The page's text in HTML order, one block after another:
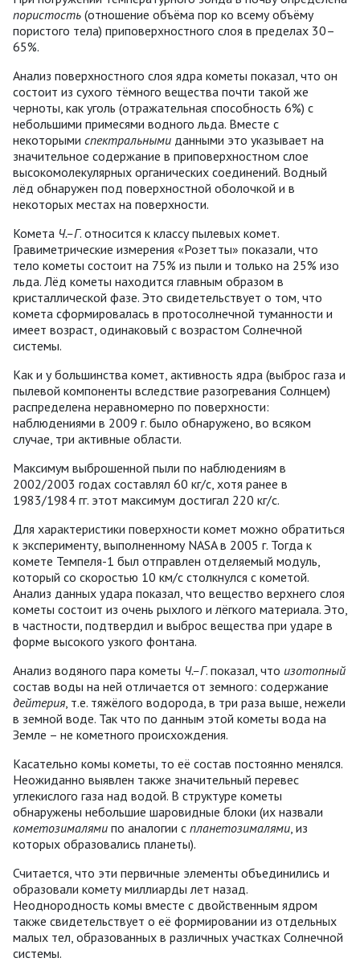
пористость (отношение объёма пор ко всему объёму
пористого тела) приповерхностного слоя в пределах 30–
65%.
Анализ поверхностного слоя ядра кометы показал, что он
состоит из сухого тёмного вещества почти такой же
черноты, как уголь (отражательная способность 6%) с
небольшими примесями водного льда. Вместе с
некоторыми спектральными данными это указывает на
значительное содержание в приповерхностном слое
высокомолекулярных органических соединений. Водный
лёд обнаружен под поверхностной оболочкой и в
некоторых местах на поверхности.
Комета Ч.–Г. относится к классу пылевых комет.
Гравиметрические измерения «Розетты» показали, что
тело кометы состоит на 75% из пыли и только на 25% изо
льда. Лёд кометы находится главным образом в
кристаллической фазе. Это свидетельствует о том, что
комета сформировалась в протосолнечной туманности и
имеет возраст, одинаковый с возрастом Солнечной
системы.
Как и у большинства комет, активность ядра (выброс газа и
пылевой компоненты вследствие разогревания Солнцем)
распределена неравномерно по поверхности:
наблюдениями в 2009 г. было обнаружено, во всяком
случае, три активные области.
Максимум выброшенной пыли по наблюдениям в
2002/2003 годах составлял 60 кг/с, хотя ранее в
1983/1984 гг. этот максимум достигал 220 кг/с.
Для характеристики поверхности комет можно обратиться
к эксперименту, выполненному NASA в 2005 г. Тогда к
комете Темпеля-1 был отправлен отделяемый модуль,
который со скоростью 10 км/с столкнулся с кометой.
Анализ данных удара показал, что вещество верхнего слоя
кометы состоит из очень рыхлого и лёгкого материала. Это,
в частности, подтвердил и выброс вещества при ударе в
форме высокого узкого фонтана.
Анализ водяного пара кометы Ч.–Г. показал, что изотопный
состав воды на ней отличается от земного: содержание
дейтерия, т.е. тяжёлого водорода, в три раза выше, нежели
в земной воде. Так что по данным этой кометы вода на
Земле – не кометного происхождения.
Касательно комы кометы, то её состав постоянно менялся.
Неожиданно выявлен также значительный перевес
углекислого газа над водой. В структуре кометы
обнаружены небольшие шаровидные блоки (их назвали
кометозималями по аналогии с планетозималями , из
которых образовались планеты).
Считается, что эти первичные элементы объединились и
образовали комету миллиарды лет назад.
Неоднородность комы вместе с двойственным ядром
также свидетельствует о её формировании из отдельных
малых тел, образованных в различных участках Солнечной
системы.